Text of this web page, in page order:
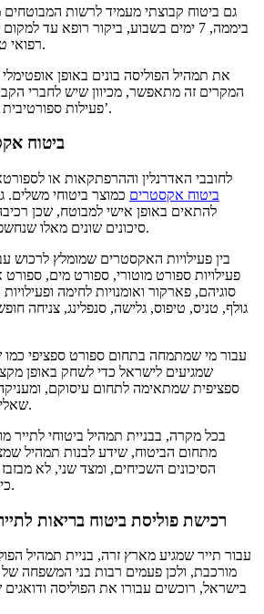
ביממה, 7 ימים בשבוע, ביקור רופא עד
רפואי טלפוני בשפתו של המבוטח.
את תמהיל הפוליסה בונים באופן
המקרים זה מתאפשר, מכיוון שיש לחברי
פעילות ספורטיבית או אתגרית משותפת וכדו’.
ביטוח
לחובבי האדרנלין וההרפתקאות או
ביטוח אקסטרים כמוצר ביטוחי משלים.
להתאים באופן אישי למבוטח, שכן
סיכונים שונים מאלו שנחשפים אליה צוללים חופשיים.
בין פעילויות האקסטרים שמומלץ לרכוש
פעילויות ספורט מוטורי, ספורט מים, ספורט
סוגיהם, פארקור ואומנויות לחימה
גולף, טניס, טיפוס, גלישה, סנפלינג, צניחה
עבור מי שמתמחה בתחום ספורט ספציפי כמו
שמגיעים לישראל כדי לשחק באופן
ספציפית שמתאימה לתחום עיסוקם,
שאליהם הם חשופים במסגרתו.
בכל מקרה, בבניית תמהיל ביטוחי לתייר
מתחום הביטוח, שידע לבנות תמהיל
הסיכונים השכיחים, ומצד שני, לא
כיסויים שהוא לא זקוק להם.
רכישת פוליסת ביטוח בריאות
עבור תייר שמגיע מארץ זרה, בניית תמהיל
מורכבת, ולכן פעמים רבות בני המשפחה
בישראל, רוכשים עבורו את הפוליסה